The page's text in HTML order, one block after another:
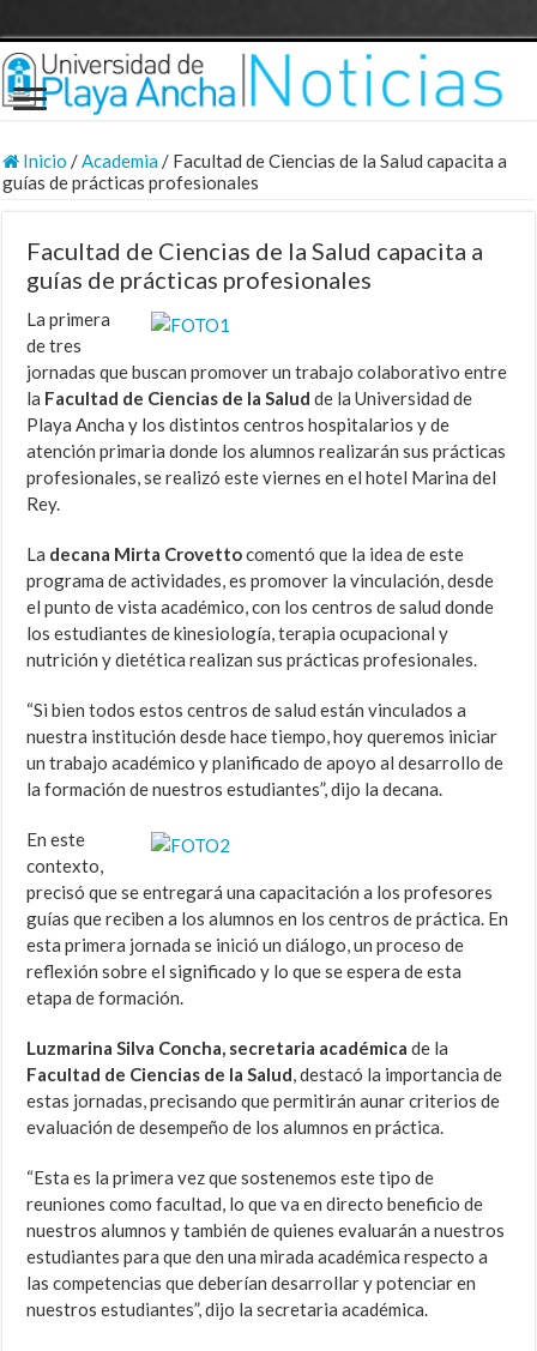
Inicio /Academia/ Facultad de Ciencias de la Salud capacita a
guías de prácticas profesionales
Facultad de Ciencias de la Salud capacita a
guías de prácticas profesionales
La primera
de tres
jornadas que buscan promover un trabajo colaborativo entre
la Facultad de Ciencias de la Salud de la Universidad de
Playa Ancha y los distintos centros hospitalarios y de
atención primaria donde los alumnos realizarán sus prácticas
profesionales, se realizó este viernes en el hotel Marina del
Rey.
La decana Mirta Crovettocomentó que la idea de este
programa de actividades, es promover la vinculación, desde
el punto de vista académico, con los centros de salud donde
los estudiantes de kinesiología, terapia ocupacional y
nutrición y dietética realizan sus prácticas profesionales.
“Si bien todos estos centros de salud están vinculados a
nuestra institución desde hace tiempo, hoy queremos iniciar
un trabajo académico y planificado de apoyo al desarrollo de
la formación de nuestros estudiantes”, dijo la decana.
En este
contexto,
precisó que se entregará una capacitación a los profesores
guías que reciben a los alumnos en los centros de práctica. En
esta primera jornada se inició un diálogo, un proceso de
reflexión sobre el significado y lo que se espera de esta
etapa de formación.
Luzmarina Silva Concha, secretaria académica de la
Facultad de Ciencias de la Salud, destacó la importancia de
estas jornadas, precisando que permitirán aunar criterios de
evaluación de desempeño de los alumnos en práctica.
“Esta es la primera vez que sostenemos este tipo de
reuniones como facultad, lo que va en directo beneficio de
nuestros alumnos y también de quienes evaluarán a nuestros
estudiantes para que den una mirada académica respecto a
las competencias que deberían desarrollar y potenciar en
nuestros estudiantes”, dijo la secretaria académica.